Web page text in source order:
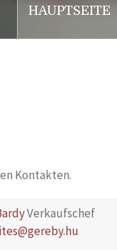
HAUPTSEITE
Kontakten.
Verkaufschef